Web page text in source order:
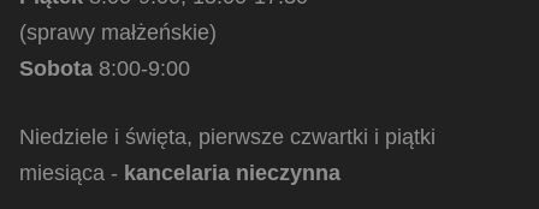
(sprawy małżeńskie)
Sobota8:00-9:00
Niedziele i święta, pierwsze czwartki i piątki
miesiąca - kancelaria nieczynna